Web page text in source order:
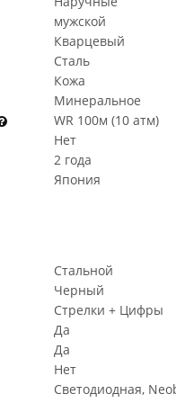
мужской
Кварцевый
Сталь
Кожа
Минеральное
WR 100м (10 атм)
Нет
2 года
Япония
Стальной
Черный
Стрелки + Цифры
Да
Да
Нет
Светодиодная,